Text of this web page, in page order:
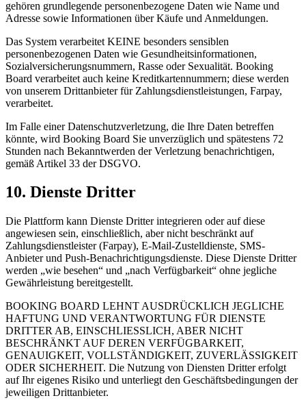
gehören grundlegende personenbezogene Daten wie Name und
Adresse sowie Informationen über Käufe und Anmeldungen.
Das System verarbeitet KEINE besonders sensiblen
personenbezogenen Daten wie Gesundheitsinformationen,
Sozialversicherungsnummern, Rasse oder Sexualität. Booking
Board verarbeitet auch keine Kreditkartennummern; diese werden
von unserem Drittanbieter für Zahlungsdienstleistungen, Farpay,
verarbeitet.
Im Falle einer Datenschutzverletzung, die Ihre Daten betreffen
könnte, wird Booking Board Sie unverzüglich und spätestens 72
Stunden nach Bekanntwerden der Verletzung benachrichtigen,
gemäß Artikel 33 der DSGVO.
10. Dienste Dritter
Die Plattform kann Dienste Dritter integrieren oder auf diese
angewiesen sein, einschließlich, aber nicht beschränkt auf
Zahlungsdienstleister (Farpay), E-Mail-Zustelldienste, SMS-
Anbieter und Push-Benachrichtigungsdienste. Diese Dienste Dritter
werden „wie besehen“ und „nach Verfügbarkeit“ ohne jegliche
Gewährleistung bereitgestellt.
BOOKING BOARD LEHNT AUSDRÜCKLICH JEGLICHE
HAFTUNG UND VERANTWORTUNG FÜR DIENSTE
DRITTER AB, EINSCHLIESSLICH, ABER NICHT
BESCHRÄNKT AUF DEREN VERFÜGBARKEIT,
GENAUIGKEIT, VOLLSTÄNDIGKEIT, ZUVERLÄSSIGKEIT
ODER SICHERHEIT. Die Nutzung von Diensten Dritter erfolgt
auf Ihr eigenes Risiko und unterliegt den Geschäftsbedingungen der
jeweiligen Drittanbieter.